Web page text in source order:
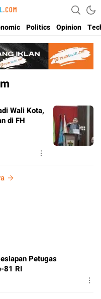
di Pojoksulsel.com
Politics Opinion
Wali Kota,
di FH
Petugas
81 RI